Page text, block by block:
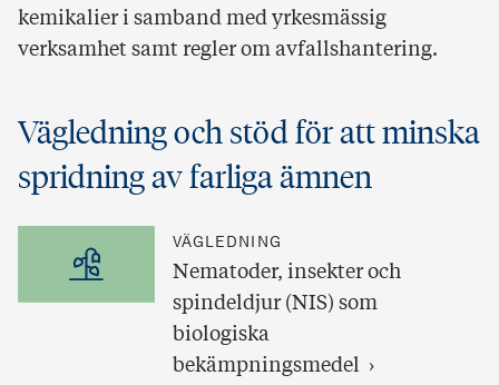
kemikalier i samband med yrkesmässig
verksamhet samt regler om avfallshantering.
Vägledning och stöd för att minska
spridning av farliga ämnen
VÄGLEDNING
Nematoder, insekter och
spindeldjur (NIS) som
biologiska
bekämpningsmedel